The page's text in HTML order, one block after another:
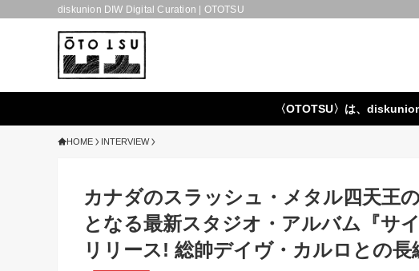
diskunion DIW Digital Curation | OTOTSU
〈OTOTSU〉は、
HOME INTERVIEW
カナダのスラッシュ・メタル四天王
となる最新スタジオ・アルバム『サ
リリース! 総帥デイヴ・カルロとの